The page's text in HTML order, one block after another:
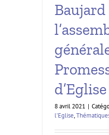
Baujard
d’Eglise
8 avril 2021 |
l'Eglise,